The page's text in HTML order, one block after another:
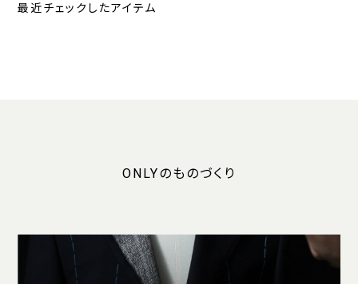
最近チェックしたアイテム
ONLYのものづくり